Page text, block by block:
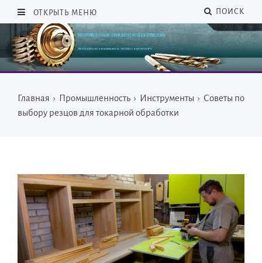
ОТКРЫТЬ МЕНЮ ПОИСК
Главная › Промышленность › Инструменты › Советы по
выбору резцов для токарной обработки